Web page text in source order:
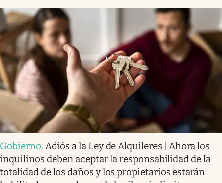
Gobierno. Adiós a la Ley de Alquileres | Ahora los
inquilinos deben aceptar la responsabilidad de la
totalidad de los daños y los propietarios estarán